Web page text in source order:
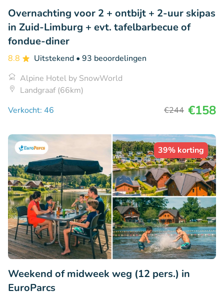
Overnachting voor 2 + ontbijt + 2-uur skipas
in Zuid-Limburg + evt. tafelbarbecue of
fondue-diner
8.8 Uitstekend • 93 beoordelingen
Alpine Hotel by SnowWorld
Landgraaf (66km)
Verkocht: 46
€244 €158
39% korting
Weekend of midweek weg (12 pers.) in
EuroParcs